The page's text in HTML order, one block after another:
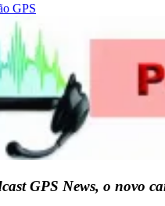
GPS
GPS News, o novo